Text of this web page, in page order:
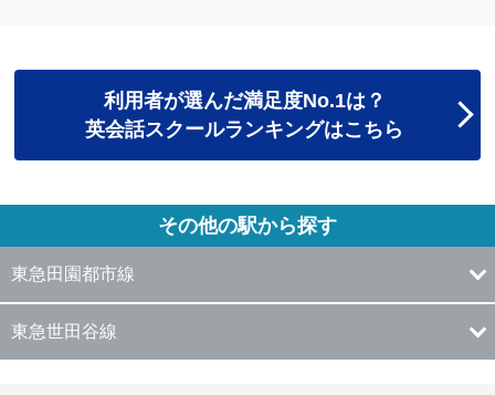
利用者が選んだ満足度No.1は？
英会話スクールランキングはこちら
その他の駅から探す
東急田園都市線
東急世田谷線